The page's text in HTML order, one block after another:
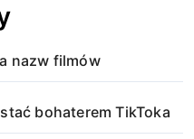
nazw filmów
bohaterem TikToka